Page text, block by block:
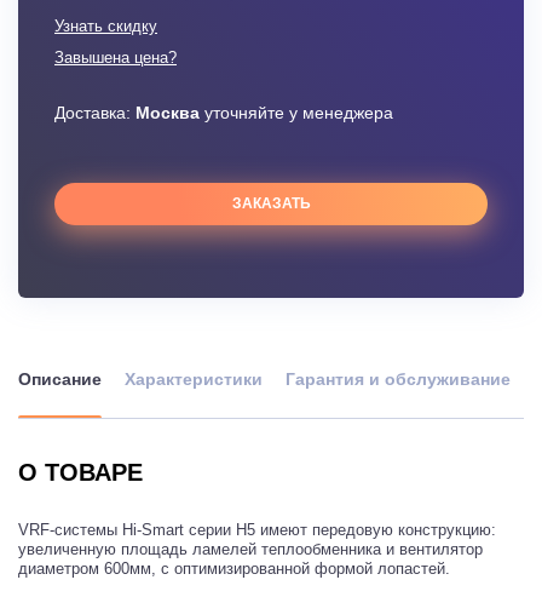
Узнать скидку
Завышена цена?
Доставка: Москва уточняйте у менеджера
ЗАКАЗАТЬ
Описание Характеристики Гарантия и обслуживание
О ТОВАРЕ
VRF-системы Hi-Smart серии H5 имеют передовую конструкцию:
увеличенную площадь ламелей теплообменника и вентилятор
диаметром 600мм, с оптимизированной формой лопастей.